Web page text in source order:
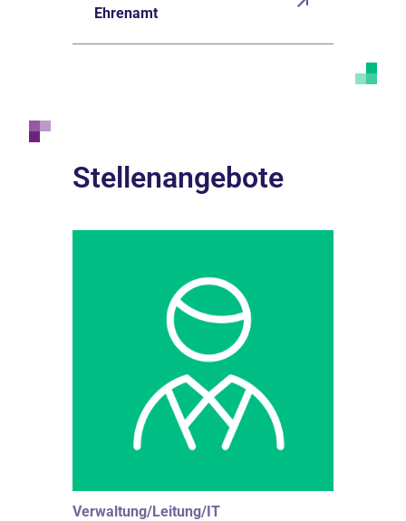
Ehrenamt
Stellenangebote
Verwaltung/Leitung/IT